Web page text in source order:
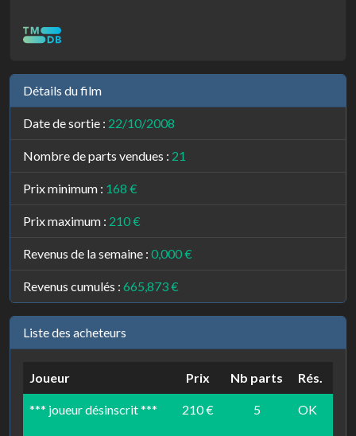
Détails du film
Date de sortie : 22/10/2008
Nombre de parts vendues : 21
Prix minimum : 168 €
Prix maximum : 210 €
Revenus de la semaine : 0,000 €
Revenus cumulés : 665,873 €
Liste des acheteurs
Joueur Prix Nb parts Rés.
*** joueur désinscrit *** 210 € 5 OK